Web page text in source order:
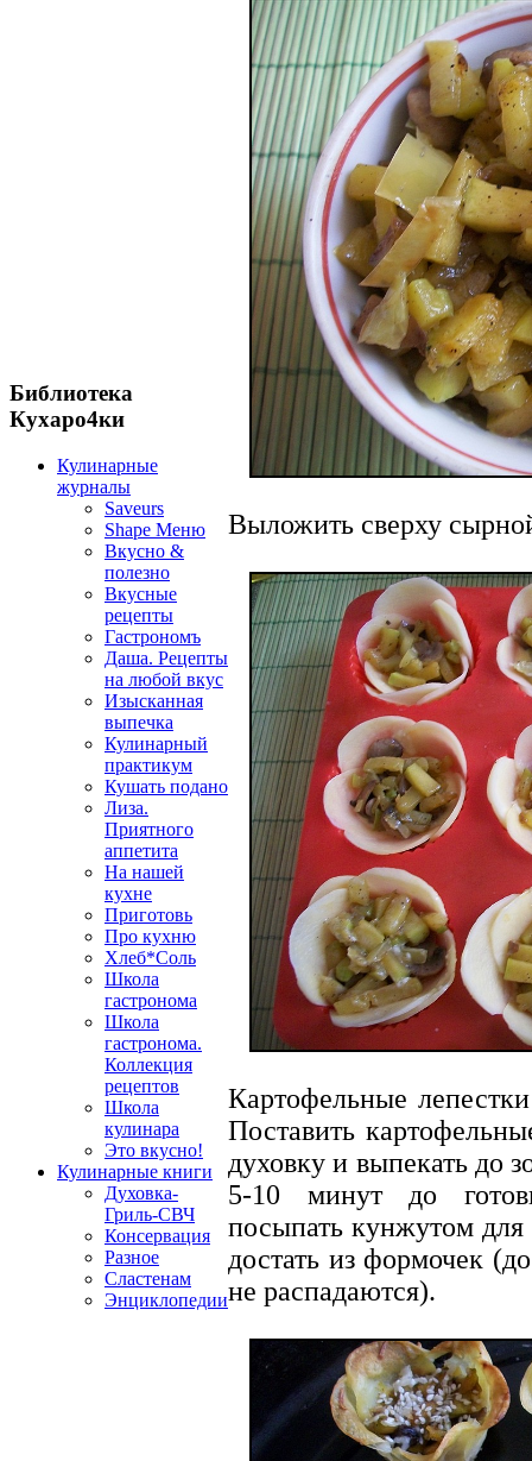
Библиотека
Кухаро4ки
Кулинарные
журналы
Saveurs
Shape Меню
Вкусно &
полезно
Вкусные
рецепты
Гастрономъ
Даша. Рецепты
на любой вкус
Изысканная
выпечка
Кулинарный
практикум
Кушать подано
Лиза.
Приятного
аппетита
На нашей
кухне
Приготовь
Про кухню
Хлеб*Соль
Школа
гастронома
Школа
гастронома.
Коллекция
рецептов
Школа
кулинара
Это вкусно!
Кулинарные книги
Духовка-
Гриль-СВЧ
Консервация
Разное
Сластенам
Энциклопедии
Выложить сверху
Картофельные
Поставить
духовку и выпекать до
5-10 минут до
посыпать кунжутом
достать из формочек
не распадаются).